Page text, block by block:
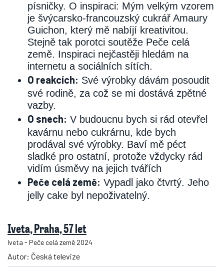
písničky. O inspiraci: Mým velkým vzorem
je švýcarsko-francouzský cukrář Amaury
Guichon, který mě nabíjí kreativitou.
Stejně tak porotci soutěže Peče celá
země. Inspiraci nejčastěji hledám na
internetu a sociálních sítích.
O reakcích: Své výrobky dávám posoudit
své rodině, za což se mi dostává zpětné
vazby.
O snech: V budoucnu bych si rád otevřel
kavárnu nebo cukrárnu, kde bych
prodával své výrobky. Baví mě péct
sladké pro ostatní, protože vždycky rád
vidím úsměvy na jejich tvářích
Peče celá země: Vypadl jako čtvrtý. Jeho
jelly cake byl nepoživatelný.
Iveta, Praha, 57 let
Iveta - Peče celá země 2024
Autor: Česká televize